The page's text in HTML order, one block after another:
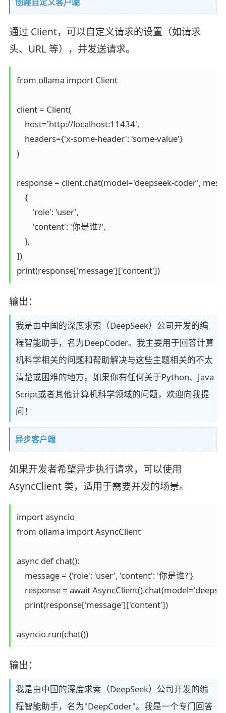
通过 Client，可以自定义请求的设置（如请求
头、URL 等），并发送请求。
from ollama import Client
client = Client(
    host='http://localhost:11434',
    headers={'x-some-header': 'some-value'}
)
response = client.chat(model='deepseek-coder',
    {
        'role': 'user',
        'content': '你是谁?',
    },
])
print(response['message']['content'])
输出：
我是由中国的深度求索（DeepSeek）公司开发的编
程智能助手，名为DeepCoder。我主要用于回答计算
机科学相关的问题和帮助解决与这些主题相关的不太
清楚或困难的地方。如果你有任何关于Python、Java
Script或者其他计算机科学领域的问题，欢迎向我提
问！
异步客户端
如果开发者希望异步执行请求，可以使用
AsyncClient 类，适用于需要并发的场景。
import asyncio
from ollama import AsyncClient
async def chat():
    message = {'role': 'user', 'content': '你是谁?'}
response = await
    print(response['message']['content'])
asyncio.run(chat())
输出：
我是由中国的深度求索（DeepSeek）公司开发的编
程智能助手，名为"DeepCoder"。我是一个专门回答